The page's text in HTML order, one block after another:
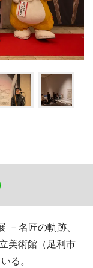
－名匠の軌跡、
美術館（足利市
る。